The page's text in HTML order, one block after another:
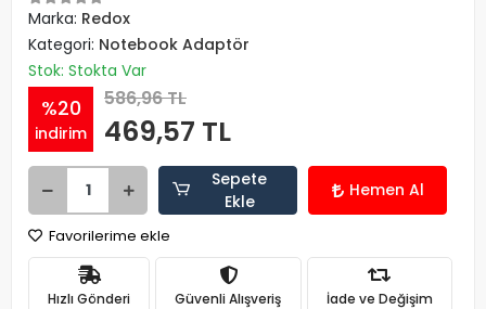
Marka: Redox
Kategori: Notebook Adaptör
Stok: Stokta Var
%20
indirim
586,96 TL
469,57 TL
Sepete
Ekle
Hemen Al
Favorilerime ekle
Hızlı Gönderi Güvenli Alışveriş İade ve Değişim